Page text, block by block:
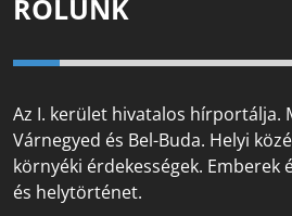
RÓLUNK
Az I. kerület hivatalos hírportálja.
Várnegyed és Bel-Buda. Helyi
környéki érdekességek. Emberek
és helytörténet.